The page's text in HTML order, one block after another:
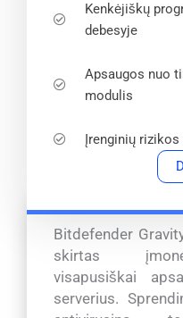
Bitdefender
skirtas
visapusiškai
serverius.
Kenkėjiškų
debesyje
Apsaugos nuo
modulis
Įrenginių rizikos